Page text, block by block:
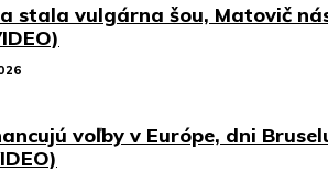
stala vulgárna šou, Matovič
voľby v Európe, dni